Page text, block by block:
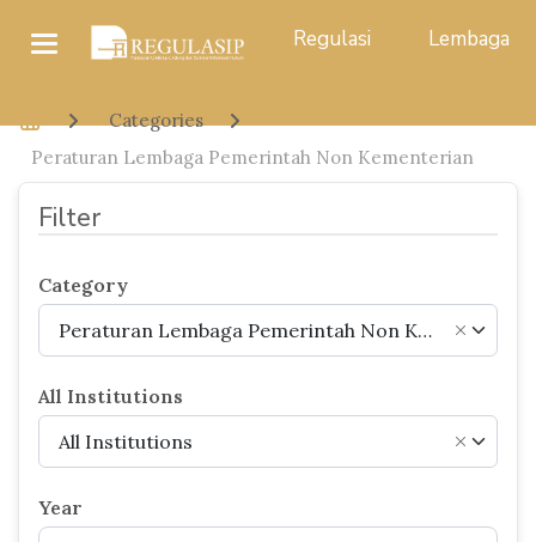
Regulasi Lembaga
Categories
Peraturan Lembaga Pemerintah Non Kementerian
Filter
Category
×
Peraturan Lembaga Pemerintah Non Kementerian
All Institutions
×
All Institutions
Year